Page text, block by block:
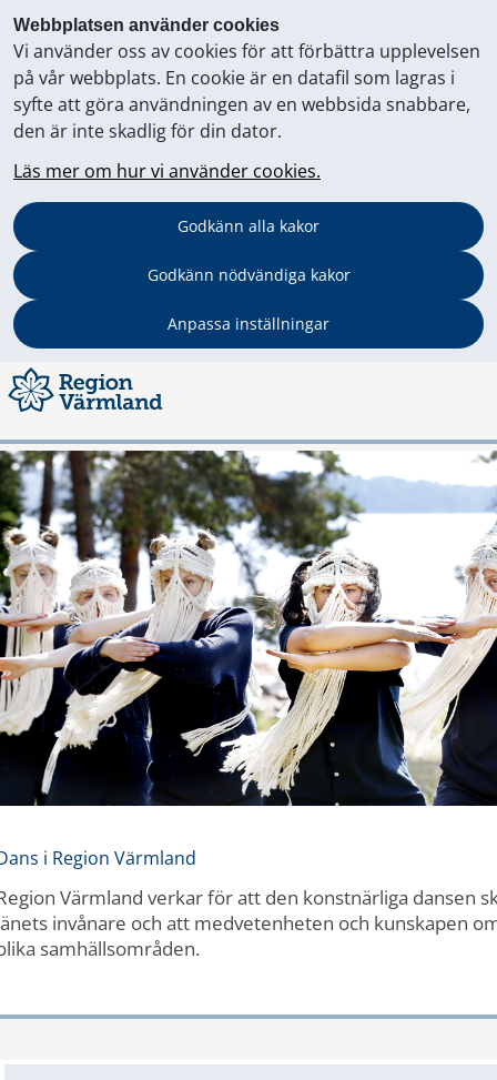
Webbplatsen använder cookies
Vi använder oss av cookies för att förbättra upplevelsen
på vår webbplats. En cookie är en datafil som lagras i
syfte att göra användningen av en webbsida snabbare,
den är inte skadlig för din dator.
Läs mer om hur vi använder cookies.
Godkänn alla kakor
Godkänn nödvändiga kakor
Anpassa inställningar
i Region Värmland
Värmland verkar för att den konstnärliga dansen
invånare och att medvetenheten och kunskapen
samhällsområden.